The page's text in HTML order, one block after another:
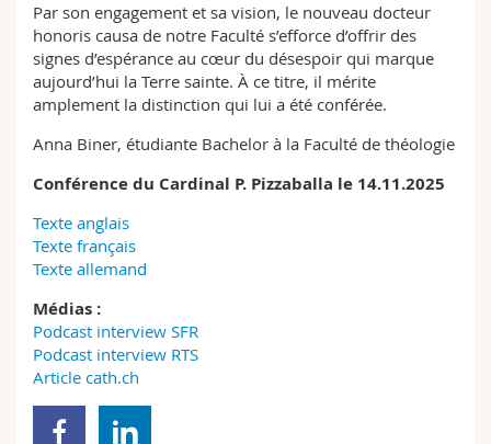
Par son engagement et sa vision, le nouveau docteur
honoris causa de notre Faculté s’efforce d’offrir des
signes d’espérance au cœur du désespoir qui marque
aujourd’hui la Terre sainte. À ce titre, il mérite
amplement la distinction qui lui a été conférée.
Anna Biner, étudiante Bachelor à la Faculté de théologie
Conférence du Cardinal P. Pizzaballa le 14.11.2025
Texte anglais
Texte français
Texte allemand
Médias :
Podcast interview SFR
Podcast interview RTS
Article cath.ch